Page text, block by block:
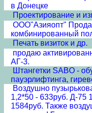
в Донецке
Проектирование и
ООО"Азияопт"
комбинированный
Печать визиток и др.
продаю
АГ-3.
Штангетки SABO -
пауэрлифтинга,
Воздушно
1,2*50 - 633руб. Д-75
1584руб. Также